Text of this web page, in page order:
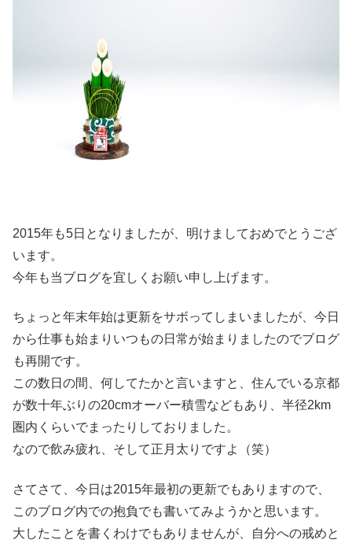
2015年も5日となりましたが、明けましておめでとうござ
います。
今年も当ブログを宜しくお願い申し上げます。
ちょっと年末年始は更新をサボってしまいましたが、今日
から仕事も始まりいつもの日常が始まりましたのでブログ
も再開です。
この数日の間、何してたかと言いますと、住んでいる京都
が数十年ぶりの20cmオーバー積雪などもあり、半径2km
圏内くらいでまったりしておりました。
なので飲み疲れ、そして正月太りですよ（笑）
さてさて、今日は2015年最初の更新でもありますので、
このブログ内での抱負でも書いてみようかと思います。
大したことを書くわけでもありませんが、自分への戒めと